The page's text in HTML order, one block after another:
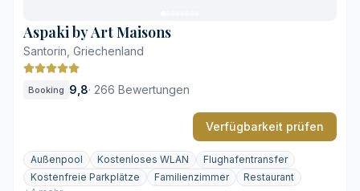
Aspaki by Art Maisons
Santorin, Griechenland
Booking 9,8· 266 Bewertungen
Verfügbarkeit prüfen
Außenpool Kostenloses WLAN
Flughafentransfer
Kostenfreie Parkplätze
Familienzimmer
Restaurant